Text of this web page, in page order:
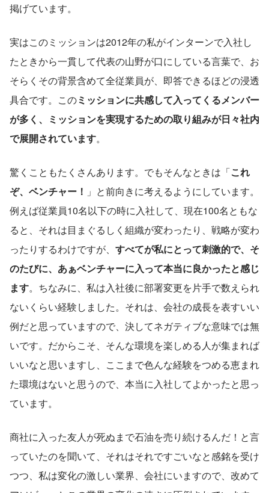
掲げています。
実はこのミッションは2012年の私がインターンで入社し
たときから一貫して代表の山野が口にしている言葉で、お
そらくその背景含めて全従業員が、即答できるほどの浸透
具合です。このミッションに共感して入ってくるメンバー
が多く、ミッションを実現するための取り組みが日々社内
で展開されています。
驚くこともたくさんあります。でもそんなときは「これ
ぞ、ベンチャー！ 」と前向きに考えるようにしています。
例えば従業員10名以下の時に入社して、現在100名ともな
ると、それは目まぐるしく組織が変わったり、戦略が変わ
ったりするわけですが、 すべてが私にとって刺激的で、そ
のたびに、あぁベンチャーに入って本当に良かったと感じ
ます。ちなみに、私は入社後に部署変更を片手で数えられ
ないくらい経験しました。それは、会社の成長を表すいい
例だと思っていますので、決してネガティブな意味では無
いです。だからこそ、そんな環境を楽しめる人が集まれば
いいなと思いますし、ここまで色んな経験をつめる恵まれ
た環境はないと思うので、本当に入社してよかったと思っ
ています。
商社に入った友人が死ぬまで石油を売り続けるんだ！と言
っていたのを聞いて、それはそれですごいなと感銘を受け
つつ、私は変化の激しい業界、会社にいますので、改めて